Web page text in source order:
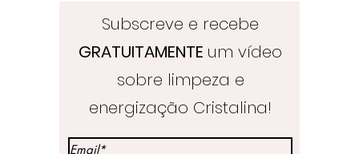
Subscreve e recebe
GRATUITAMENTE um vídeo
sobre limpeza e
energização Cristalina!